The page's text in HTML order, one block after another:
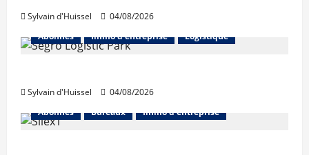
Sylvain d'Huissel
04/08/2026
Abonnés
Immo d'entreprise Logistique
Sylvain d'Huissel
04/08/2026
Abonnés
Bureaux Immo d'entreprise